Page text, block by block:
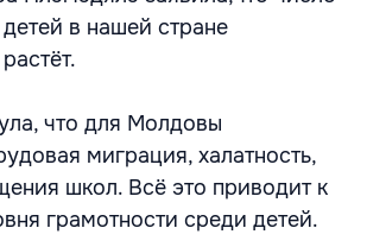
в нашей стране
что для Молдовы
миграция, халатность,
школ. Всё это приводит к
грамотности среди детей.